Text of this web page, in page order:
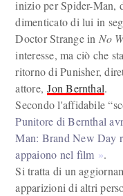
inizio per Spider-Man,
dimenticato di lui in
Doctor Strange in No
interesse, ma ciò che
ritorno di Punisher,
attore,Jon Bernthal.
Secondo l'affidabile
Punitore di Bernthal
Man: Brand New Day
appaiono nel film
.
Si tratta di un
apparizioni di altri